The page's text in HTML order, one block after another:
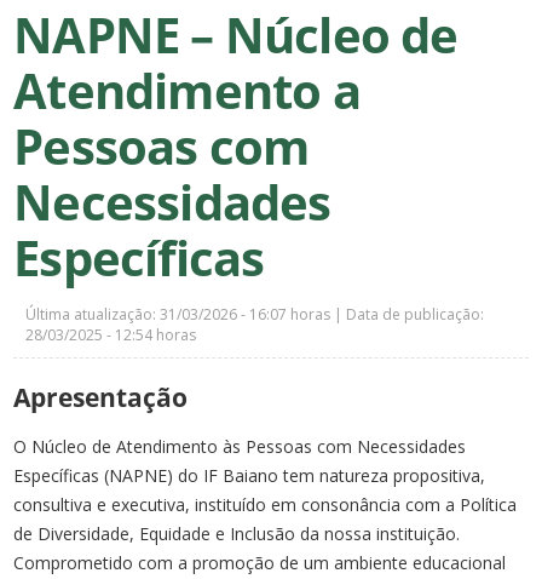
NAPNE – Núcleo de
Atendimento a
Pessoas com
Necessidades
Específicas
Última atualização: 31/03/2026 - 16:07 horas | Data de publicação:
28/03/2025 - 12:54 horas
Apresentação
O Núcleo de Atendimento às Pessoas com Necessidades
Específicas (NAPNE) do IF Baiano tem natureza propositiva,
consultiva e executiva, instituído em consonância com a Política
de Diversidade, Equidade e Inclusão da nossa instituição.
Comprometido com a promoção de um ambiente educacional